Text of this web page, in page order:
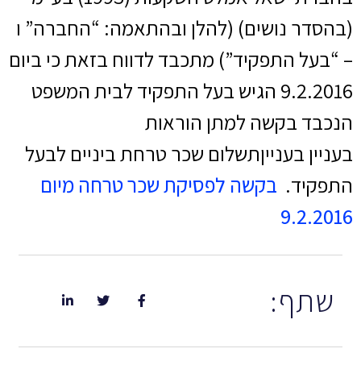
(בהסדר נושים) (להלן ובהתאמה: “החברה” ו
– “בעל התפקיד”) מתכבד לדווח בזאת כי ביום
9.2.2016 הגיש בעל התפקיד לבית המשפט
הנכבד בקשה למתן הוראות
בעניין בענייןתשלום שכר טרחת ביניים לבעל
התפקיד. בקשה לפסיקת שכר טרחה מיום
9.2.2016
שתף: